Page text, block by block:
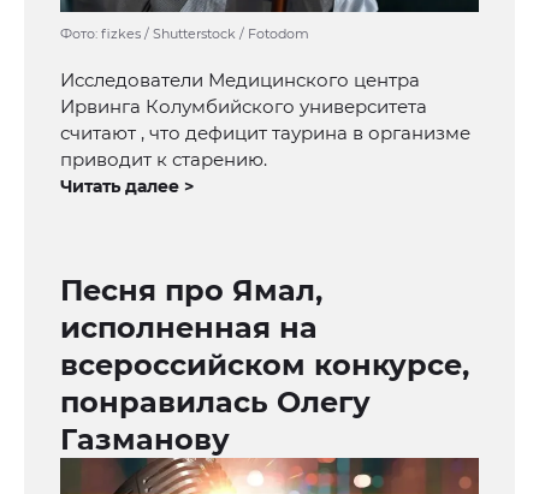
Фото: fizkes / Shutterstock / Fotodom
Исследователи Медицинского центра
Ирвинга Колумбийского университета
считают , что дефицит таурина в организме
приводит к старению.
Читать далее >
Песня про Ямал,
исполненная на
всероссийском конкурсе,
понравилась Олегу
Газманову